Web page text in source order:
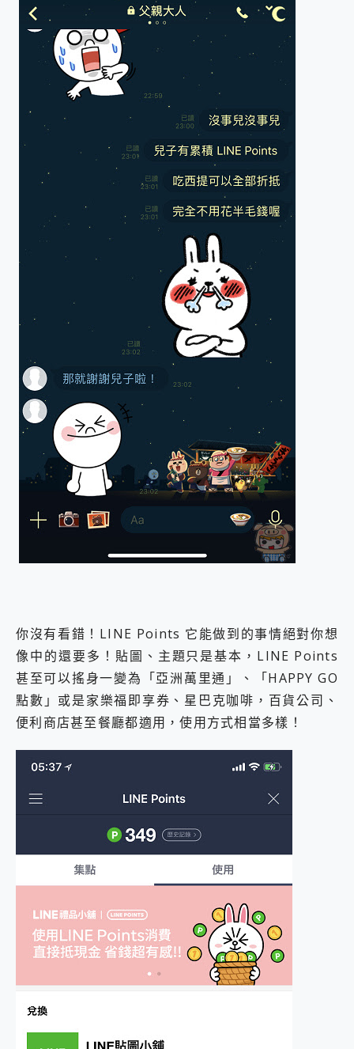
你沒有看錯！LINE Points 它能做到的事情絕對你想
像中的還要多！貼圖、主題只是基本，LINE Points
甚至可以搖身一變為「亞洲萬里通」、「HAPPY GO
點數」或是家樂福即享券、星巴克咖啡，百貨公司、
便利商店甚至餐廳都適用，使用方式相當多樣！